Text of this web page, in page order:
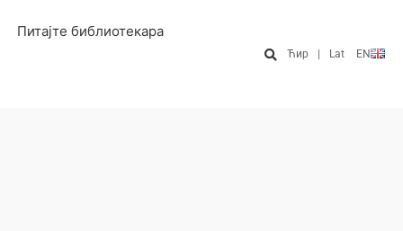
Питајте библиотекара
Ћир Lat EN